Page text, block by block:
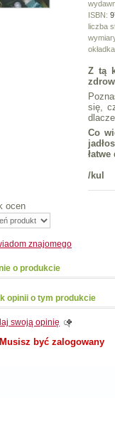
ISBN:
liczba
Z tą
się,
Co
/kul
ocen
znajomego
o produkcie
opinii o tym produkcie
swoją opinię
Musisz być zalogowany